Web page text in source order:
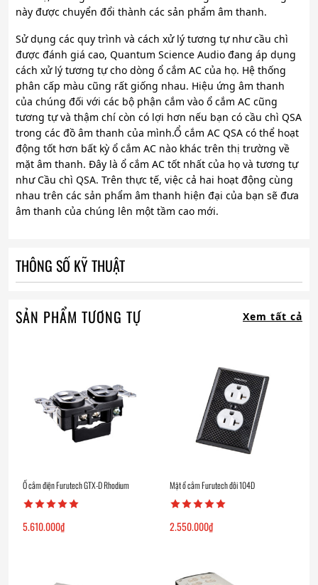
này được chuyển đổi thành các sản phẩm âm thanh.
Sử dụng các quy trình và cách xử lý tương tự như cầu chì
được đánh giá cao, Quantum Science Audio đang áp dụng
cách xử lý tương tự cho dòng ổ cắm AC của họ. Hệ thống
phân cấp màu cũng rất giống nhau. Hiệu ứng âm thanh
của chúng đối với các bộ phận cắm vào ổ cắm AC cũng
tương tự và thậm chí còn có lợi hơn nếu bạn có cầu chì QSA
trong các đồ âm thanh của mình.Ổ cắm AC QSA có thể hoạt
động tốt hơn bất kỳ ổ cắm AC nào khác trên thị trường về
mặt âm thanh. Đây là ổ cắm AC tốt nhất của họ và tương tự
như Cầu chì QSA. Trên thực tế, việc cả hai hoạt động cùng
nhau trên các sản phẩm âm thanh hiện đại của bạn sẽ đưa
âm thanh của chúng lên một tầm cao mới.
THÔNG SỐ KỸ THUẬT
SẢN PHẨM TƯƠNG TỰ Xem tất cả
Ổ cắm điện Furutech GTX-D Rhodium
5.610.000₫
Mặt ổ cắm Furutech đôi 104D
2.550.000₫